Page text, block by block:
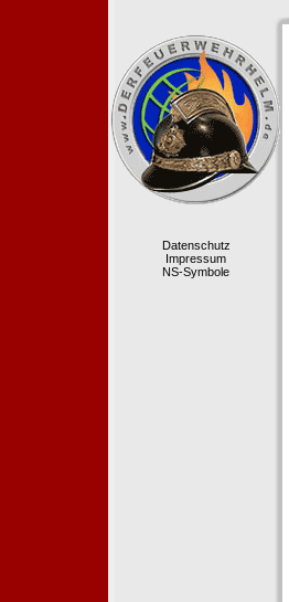
Datenschutz
Impressum
NS-Symbole